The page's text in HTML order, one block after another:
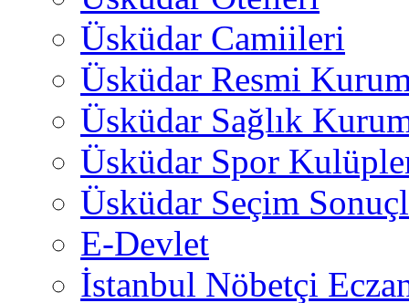
Üsküdar Camiileri
Üsküdar Resmi
Üsküdar Sağlık
Üsküdar Spor
Üsküdar Seçim
E-Devlet
İstanbul Nöbetçi